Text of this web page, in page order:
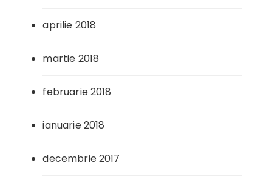
aprilie 2018
martie 2018
februarie 2018
ianuarie 2018
decembrie 2017